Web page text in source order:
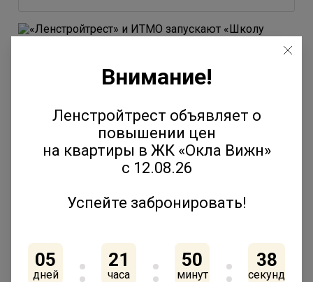
«Ленстройтрест» и ИТМО запускают «Школу
урбанистики для детей
ЖК «Янила Драйв» вошел в финал премии
Внимание!
Ленстройтрест объявляет о
повышении цен
на квартиры в ЖК «Окла Вижн»
с 12.08.26
Успейте забронировать!
05
дней
21
часа
50
минут
38
секунд